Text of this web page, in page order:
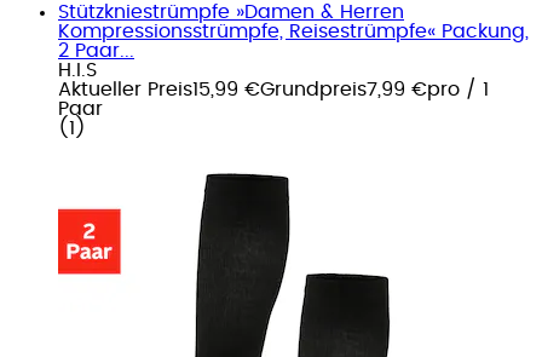
Stützkniestrümpfe »Damen & Herren
Kompressionsstrümpfe, Reisestrümpfe« Packung,
2 Paar...
H.I.S
Aktueller Preis15,99 €Grundpreis7,99 €pro / 1
Paar
( 1 )